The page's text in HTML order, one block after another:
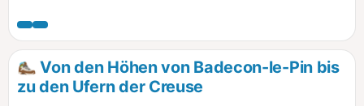
Prune“ und der Kirche Saint-Saturnin. Diese ländliche Welt
war für einen naturverbundenen Mann eine Quelle der
Inspiration und des Entdeckens: den Dichter Maurice
Rollinat.Von den Höhen von Badecon-le-Pin bis
zu den Ufern der Creuse